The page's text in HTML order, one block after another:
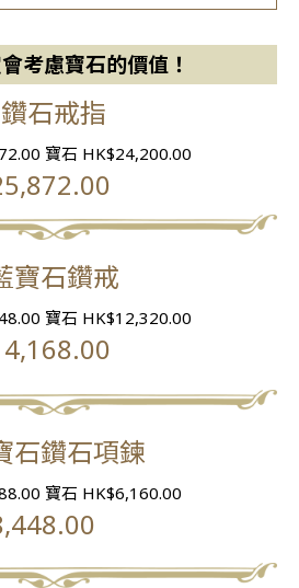
考慮寶石的價值！
鑽石戒指
寶石 HK$24,200.00
寶石鑽戒
寶石 HK$12,320.00
石鑽石項鍊
寶石 HK$6,160.00